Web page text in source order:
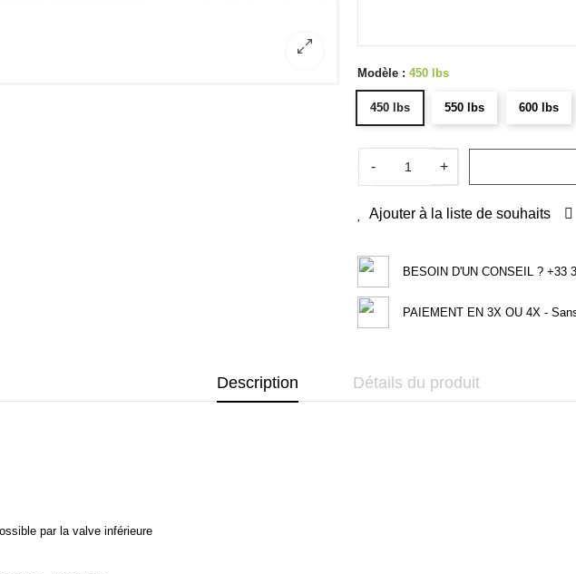
Modèle : 450 lbs
450 lbs 550 lbs 600 lbs
- +
Ajouter à la liste de souhaits
BESOIN D'UN CONSEIL ? +33
PAIEMENT EN 3X OU 4X -
Description Détails du produit
par la valve inférieure